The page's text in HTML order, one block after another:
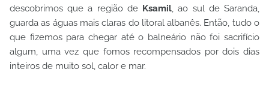
descobrimos que a região de Ksamil, ao sul de Saranda,
guarda as águas mais claras do litoral albanês. Então, tudo o
que fizemos para chegar até o balneário não foi sacrifício
algum, uma vez que fomos recompensados por dois dias
inteiros de muito sol, calor e mar.